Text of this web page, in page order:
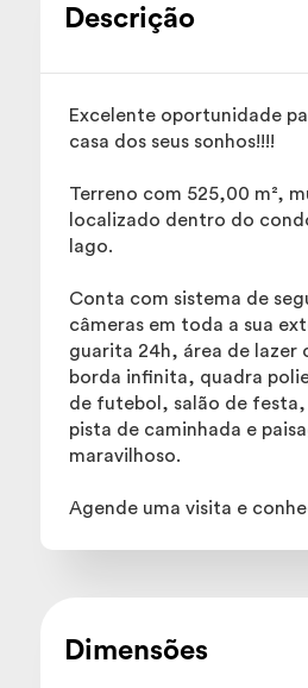
Descrição
Excelente oportunidade
casa dos seus sonhos!!!!
Terreno com 525,00 m²,
localizado dentro do
lago.
Conta com sistema de
câmeras em toda a sua
guarita 24h, área de lazer
borda infinita, quadra
de futebol, salão de
pista de caminhada e
maravilhoso.
Agende uma visita e
Dimensões